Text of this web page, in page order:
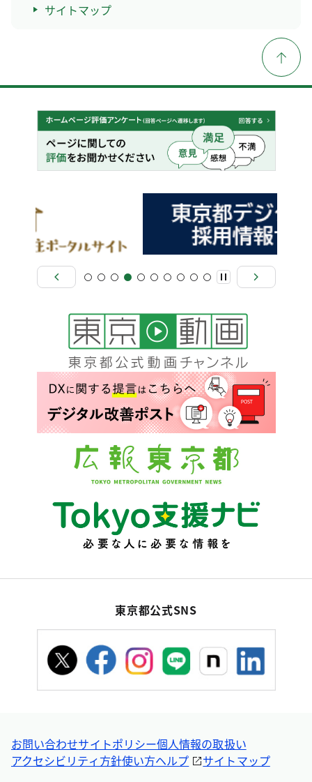
サイトマップ
東京都公式SNS
お問い合わせサイトポリシー個人情報の取扱い
アクセシビリティ方針使い方ヘルプ サイトマップ